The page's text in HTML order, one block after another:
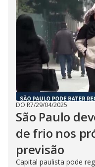
DO R7/29/04/2025
São Paulo
de frio nos
previsão
Capital paulista pode